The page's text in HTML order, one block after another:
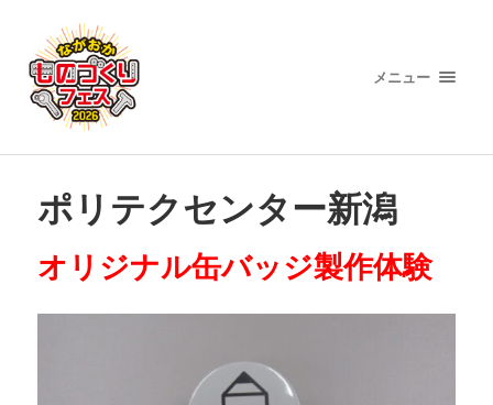
メニュー
ポリテクセンター新潟
オリジナル缶バッジ製作体験